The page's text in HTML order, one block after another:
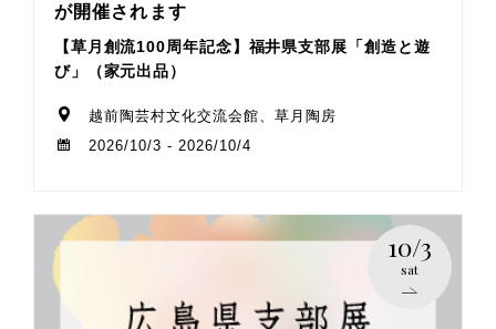
が開催されます
【草月創流100周年記念】福井県支部展「創造と遊
び」（家元出品）
越前陶芸村文化交流会館、草月陶房
2026/10/3 - 2026/10/4
10/3
sat